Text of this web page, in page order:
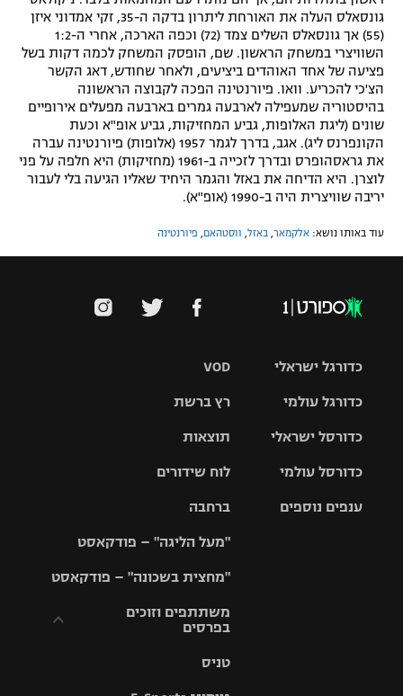
גונסאלס העלה את האורחת ליתרון בדקה ה-35, זקי אמדוני איזן
(55) אך גונסאלס השלים צמד (72) וכפה הארכה, אחרי ה-1:2
השוויצרי במשחק הראשון. שם, הופסק המשחק לכמה דקות בשל
פציעה של אחד האוהדים ביציעים, ולאחר שחודש, דאג הקשר
הצ'כי להכריע. וואו. פיורנטינה הפכה לקבוצה הראשונה
בהיסטוריה שמעפילה לארבעה גמרים בארבעה מפעלים אירופיים
שונים (ליגת האלופות, גביע המחזיקות, גביע אופ"א וכעת
הקונפרנס ליג). אגב, בדרך לגמר 1957 (אלופות) פיורנטינה עברה
את גראסהופרס ובדרך לזכייה ב-1961 (מחזיקות) היא חלפה על פני
לוצרן. היא הדיחה את באזל והגמר היחיד שאליו הגיעה בלי לעבור
יריבה שוויצרית היה ב-1990 (אופ"א).
עוד באותו נושא: אלקמאר באזל ווסטהאם פיורנטינה
VOD
רץ ברשת
תוצאות
לוח שידורים
ברחבה
"מעל הליגה" – פודקאסט
"מחצית בשכונה" – פודקאסט
משתתפים וזוכים
בפרסים
וזוכים בפרסים
טניס
כדורגל ישראלי
גביע הטוטו
כדורגל עולמי
האלופות
ליגה
כדורסל ישראלי
סל
כדורסל עולמי
ענפים נוספים